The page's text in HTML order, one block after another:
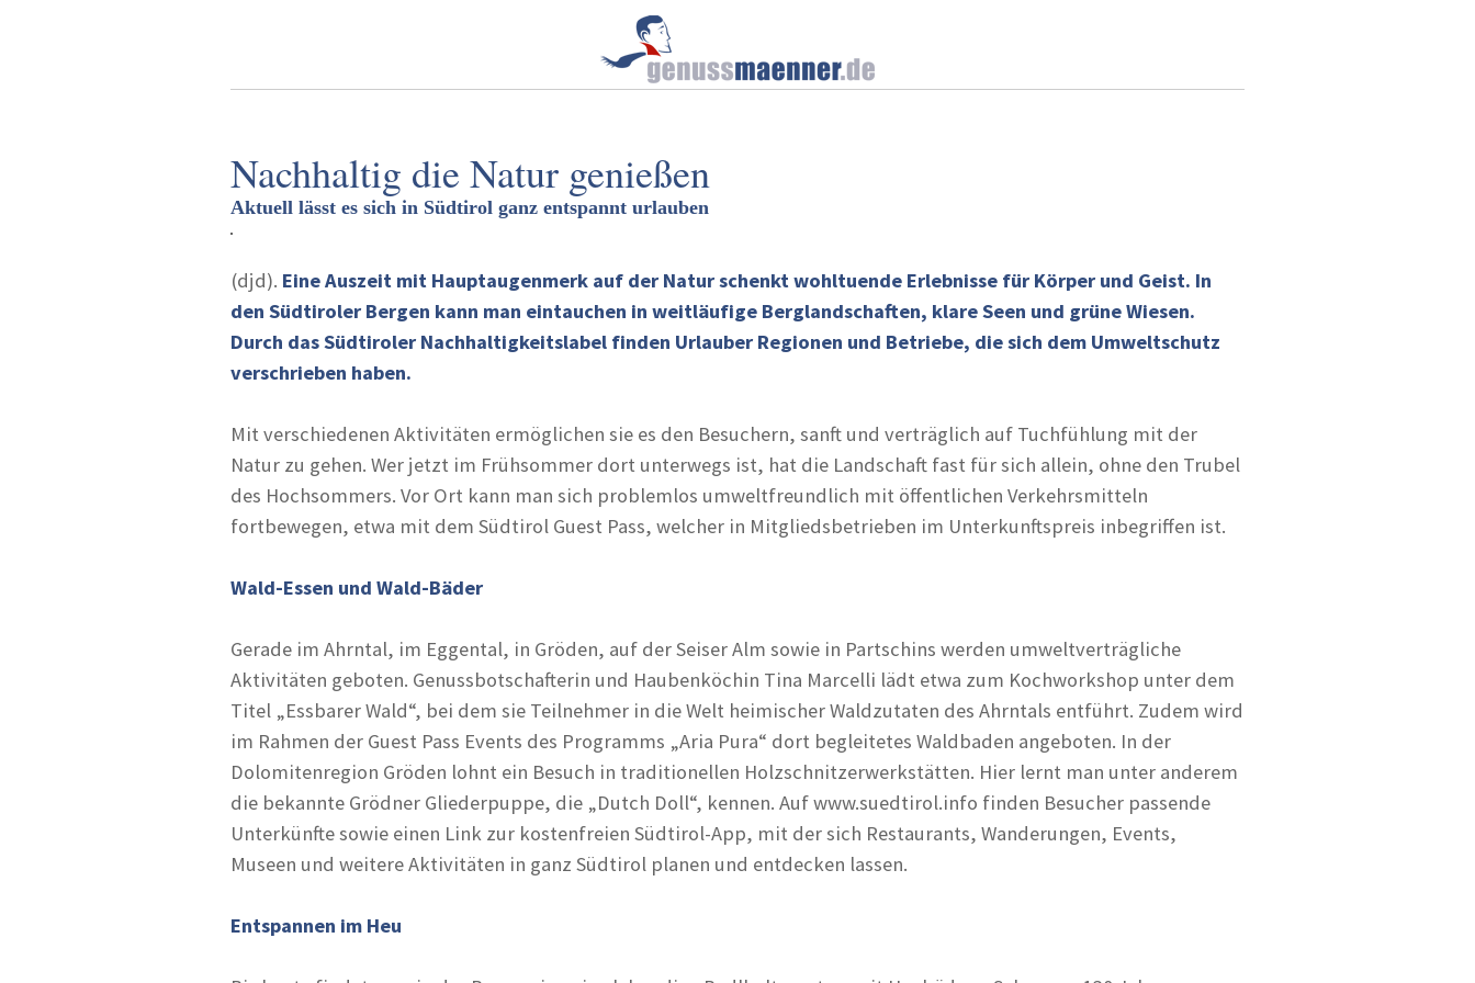
Nachhaltig die Natur genießen
Aktuell lässt es sich in Südtirol ganz entspannt urlauben
(djd). Eine Auszeit mit Hauptaugenmerk auf der Natur schenkt wohltuende Erlebnisse für Körper und Geist. In
den Südtiroler Bergen kann man eintauchen in weitläufige Berglandschaften, klare Seen und grüne Wiesen.
Durch das Südtiroler Nachhaltigkeitslabel finden Urlauber Regionen und Betriebe, die sich dem Umweltschutz
verschrieben haben.
Mit verschiedenen Aktivitäten ermöglichen sie es den Besuchern, sanft und verträglich auf Tuchfühlung mit der
Natur zu gehen. Wer jetzt im Frühsommer dort unterwegs ist, hat die Landschaft fast für sich allein, ohne den Trubel
des Hochsommers. Vor Ort kann man sich problemlos umweltfreundlich mit öffentlichen Verkehrsmitteln
fortbewegen, etwa mit dem Südtirol Guest Pass, welcher in Mitgliedsbetrieben im Unterkunftspreis inbegriffen ist.
Wald-Essen und Wald-Bäder
Gerade im Ahrntal, im Eggental, in Gröden, auf der Seiser Alm sowie in Partschins werden umweltverträgliche
Aktivitäten geboten. Genussbotschafterin und Haubenköchin Tina Marcelli lädt etwa zum Kochworkshop unter dem
Titel „Essbarer Wald“, bei dem sie Teilnehmer in die Welt heimischer Waldzutaten des Ahrntals entführt. Zudem wird
im Rahmen der Guest Pass Events des Programms „Aria Pura“ dort begleitetes Waldbaden angeboten. In der
Dolomitenregion Gröden lohnt ein Besuch in traditionellen Holzschnitzerwerkstätten. Hier lernt man unter anderem
die bekannte Grödner Gliederpuppe, die „Dutch Doll“, kennen. Auf www.suedtirol.info finden Besucher passende
Unterkünfte sowie einen Link zur kostenfreien Südtirol-App, mit der sich Restaurants, Wanderungen, Events,
Museen und weitere Aktivitäten in ganz Südtirol planen und entdecken lassen.
Entspannen im Heu